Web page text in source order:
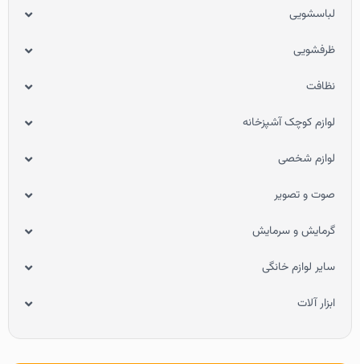
لباسشویی
ظرفشویی
نظافت
لوازم کوچک آشپزخانه
لوازم شخصی
صوت و تصویر
گرمایش و سرمایش
سایر لوازم خانگی
ابزار آلات